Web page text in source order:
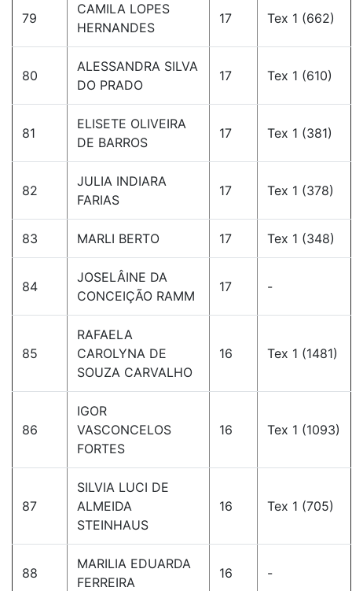
79
CAMILA LOPES
HERNANDES
17 Tex 1 (662)
80
ALESSANDRA SILVA
DO PRADO
17 Tex 1 (610)
81
ELISETE OLIVEIRA
DE BARROS
17 Tex 1 (381)
82
JULIA INDIARA
FARIAS
17 Tex 1 (378)
83 MARLI BERTO 17 Tex 1 (348)
84
JOSELÂINE DA
CONCEIÇÃO RAMM
17 -
85
RAFAELA
CAROLYNA DE
SOUZA CARVALHO
16 Tex 1 (1481)
86
IGOR
VASCONCELOS
FORTES
16 Tex 1 (1093)
87
SILVIA LUCI DE
ALMEIDA
STEINHAUS
16 Tex 1 (705)
88
MARILIA EDUARDA
FERREIRA
16 -